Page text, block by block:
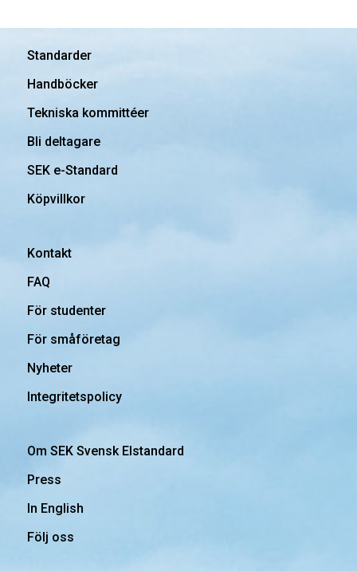
Standarder
Handböcker
Tekniska kommittéer
Bli deltagare
SEK e-Standard
Köpvillkor
Kontakt
FAQ
För studenter
För småföretag
Nyheter
Integritetspolicy
Om SEK Svensk Elstandard
Press
In English
Följ oss